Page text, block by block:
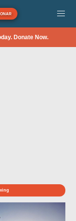
Donate Now.